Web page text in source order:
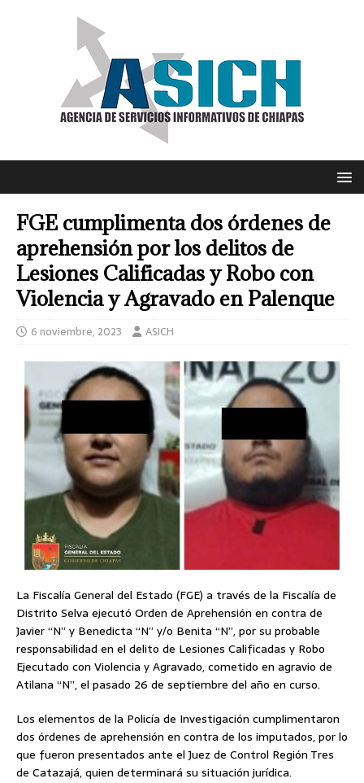
FGE cumplimenta dos órdenes de
aprehensión por los delitos de
Lesiones Calificadas y Robo con
Violencia y Agravado en Palenque
6 noviembre, 2023 ASICH
La Fiscalía General del Estado (FGE) a través de la Fiscalía de
Distrito Selva ejecutó Orden de Aprehensión en contra de
Javier “N” y Benedicta “N” y/o Benita “N”, por su probable
responsabilidad en el delito de Lesiones Calificadas y Robo
Ejecutado con Violencia y Agravado, cometido en agravio de
Atilana “N”, el pasado 26 de septiembre del año en curso.
Los elementos de la Policía de Investigación cumplimentaron
dos órdenes de aprehensión en contra de los imputados, por lo
que fueron presentados ante el Juez de Control Región Tres
de Catazajá, quien determinará su situación jurídica.